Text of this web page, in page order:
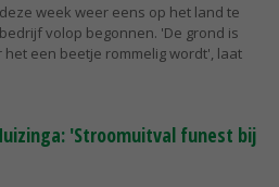
week weer eens op het land te
volop begonnen. 'De grond is
een beetje rommelig wordt', laat
'Stroomuitval funest bij